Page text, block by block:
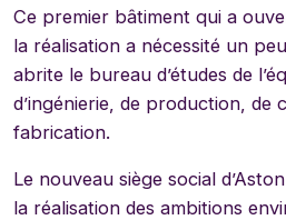
Ce premier bâtiment qui a
la réalisation a nécessité un
abrite le bureau d’études de
d’ingénierie, de production, de
fabrication.
Le nouveau siège social
la réalisation des ambitions